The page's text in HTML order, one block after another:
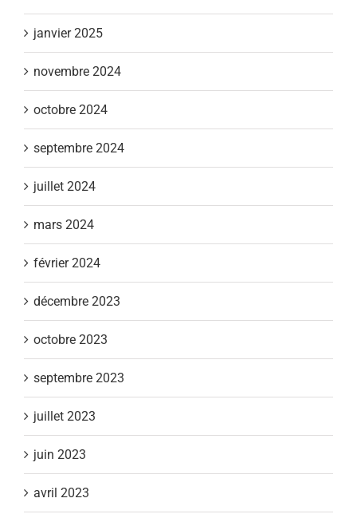
janvier 2025
novembre 2024
octobre 2024
septembre 2024
juillet 2024
mars 2024
février 2024
décembre 2023
octobre 2023
septembre 2023
juillet 2023
juin 2023
avril 2023